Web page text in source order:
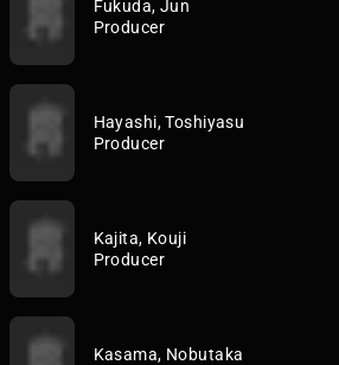
Fukuda, Jun
Producer
Hayashi, Toshiyasu
Producer
Kajita, Kouji
Producer
Kasama, Nobutaka